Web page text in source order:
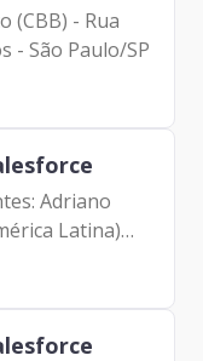
(CBB) - Rua
- São Paulo/SP
Adriano
Latina)
Muller
Nogueira